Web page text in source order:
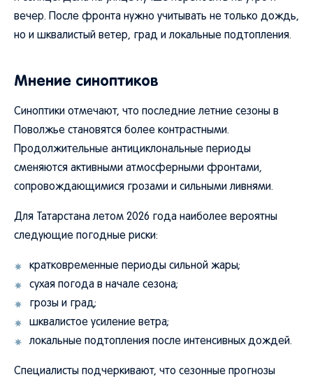
вечер. После фронта нужно учитывать не только дождь,
но и шквалистый ветер, град и локальные подтопления.
Мнение синоптиков
Синоптики отмечают, что последние летние сезоны в
Поволжье становятся более контрастными.
Продолжительные антициклональные периоды
сменяются активными атмосферными фронтами,
сопровождающимися грозами и сильными ливнями.
Для Татарстана летом 2026 года наиболее вероятны
следующие погодные риски:
кратковременные периоды сильной жары;
сухая погода в начале сезона;
грозы и град;
шквалистое усиление ветра;
локальные подтопления после интенсивных дождей.
Специалисты подчеркивают, что сезонные прогнозы